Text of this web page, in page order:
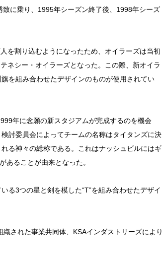
に乗り、1995年シーズン終了後、1998年シーズ
を割り込むようになったため、オイラーズは当初
ネシー・オイラーズとなった。この際、新オイラ
を組み合わせたデザインのものが使用されてい
年に念願の新スタジアムが完成するのを機会
討委員会によってチームの名称はタイタンズに決
る神々の総称である。これはナッシュビルにはギ
あることが由来となった。
る3つの星と剣を模した“T”を組み合わせたデザイ
された事業共同体、KSAインダストリーズにより